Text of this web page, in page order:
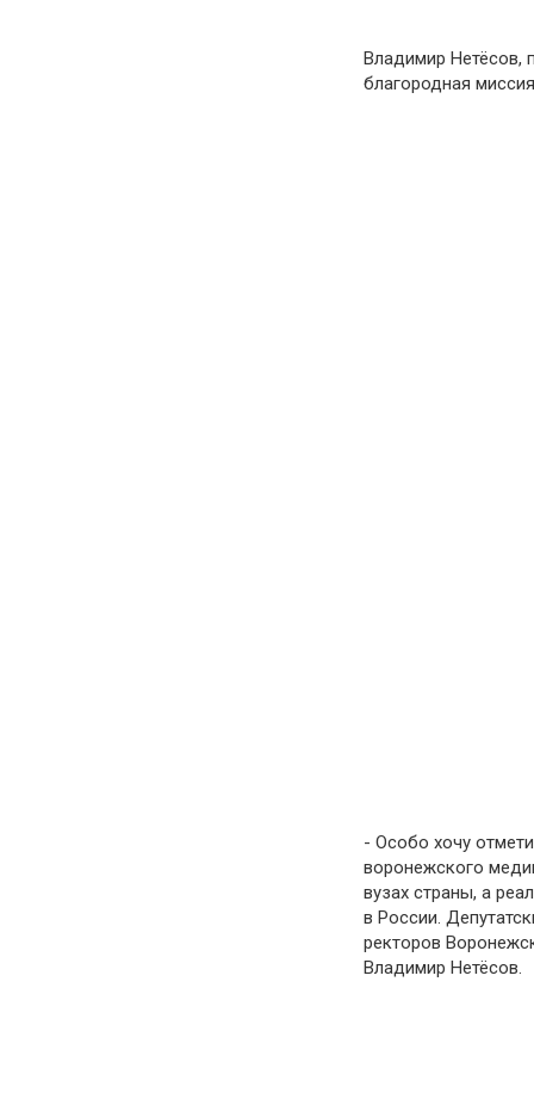
Владимир Нетёсов,
благородная
- Особо хочу
воронежского
вузах страны, а
в России.
ректоров
Владимир Нетёсов.